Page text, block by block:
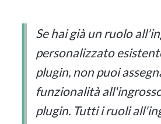
Se hai già un ruolo
personalizzato
plugin, non puoi
funzionalità
plugin. Tutti i ruoli